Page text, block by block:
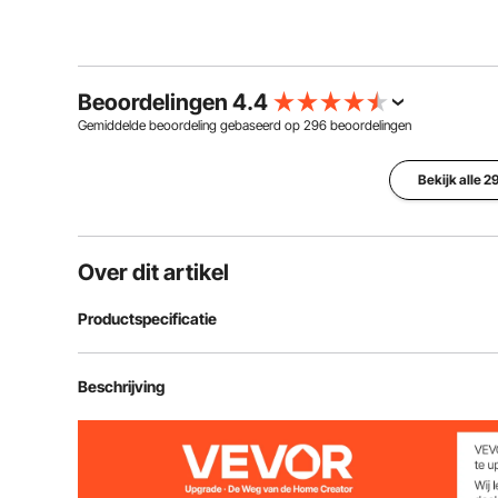
Beoordelingen 4.4
Gemiddelde beoordeling gebaseerd op 296 beoordelingen
Bekijk alle
Over dit artikel
Productspecificatie
Modelnummer van artikel
AC 220V 50Hz
Beschrijving